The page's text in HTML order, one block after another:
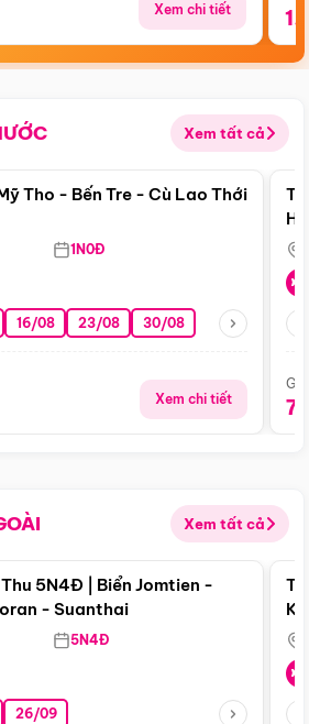
Xem chi tiết
Xem tất cả
Điểm nổi bật
Tho - Bến Tre - Cù Lao Thới
1N0Đ
16/08 23/08 30/08
Xem chi tiết
Xem tất cả
Điểm nổi bật
5N4Đ | Biển Jomtien -
- Suanthai
5N4Đ
26/09